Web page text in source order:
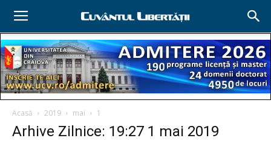
Acasă 2019 mai 1
Arhive Zilnice: 19:27 1 mai 2019